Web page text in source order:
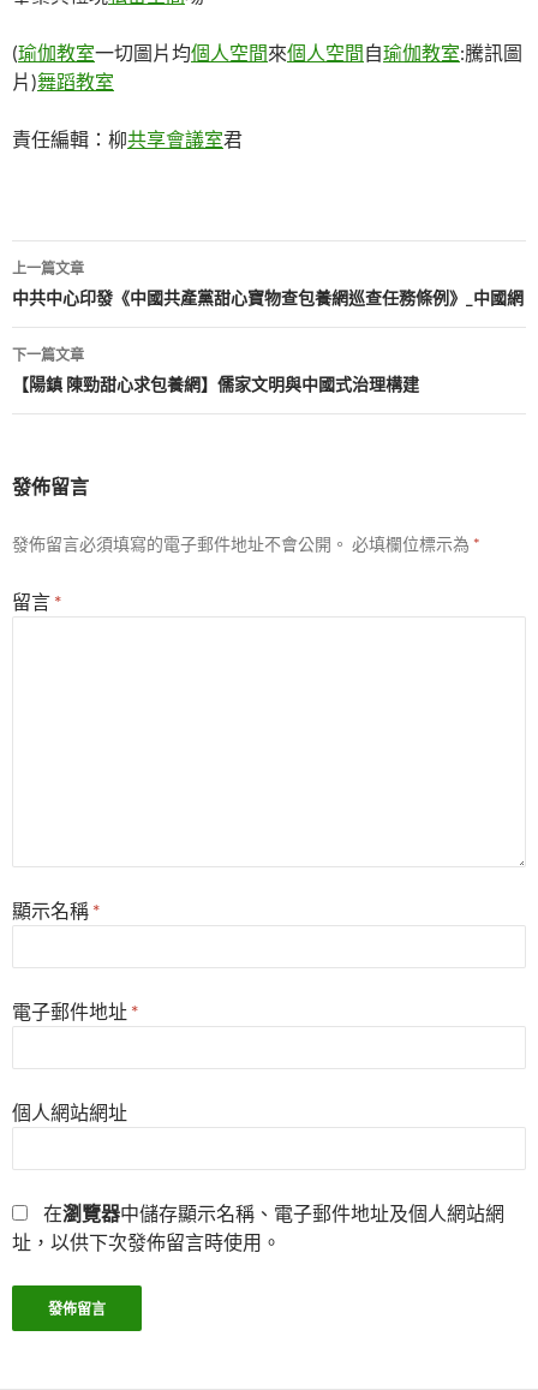
(瑜伽教室一切圖片均個人空間來個人空間自瑜伽教室:騰訊圖
片)舞蹈教室
責任編輯：柳共享會議室君
文
章
導
覽
上一篇文章
中共中心印發《中國共產黨甜心寶物查包養網巡查任務條例》_中國網
下一篇文章
【陽鎮 陳勁甜心求包養網】儒家文明與中國式治理構建
發佈留言
發佈留言必須填寫的電子郵件地址不會公開。 必填欄位標示為 *
留言 *
顯示名稱 *
電子郵件地址 *
個人網站網址
在瀏覽器中儲存顯示名稱、電子郵件地址及個人網站網
址，以供下次發佈留言時使用。